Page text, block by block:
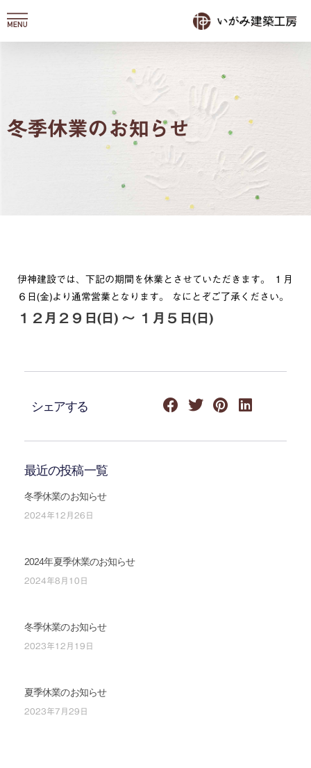
容
を
冬季休業のお知らせ
伊神建設では、下記の期間を休業とさせていただきます。 １月
６日(金)より通常営業となります。 なにとぞご了承ください。
１２月２９日(日) 〜 １月５日(日)
シェアする
最近の投稿一覧
冬季休業のお知らせ
2024年12月26日
2024年夏季休業のお知らせ
2024年8月10日
冬季休業のお知らせ
2023年12月19日
夏季休業のお知らせ
2023年7月29日